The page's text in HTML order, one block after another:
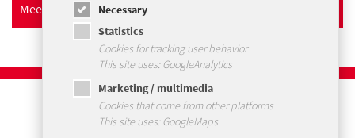
Meetdienst
Imprint
Privacybeleid
Voorwaarden en Condities
Necessary
Statistics
Cookies for tracking user behavior
This site uses: GoogleAnalytics
Marketing / multimedia
Cookies that come from other platforms
This site uses: GoogleMaps